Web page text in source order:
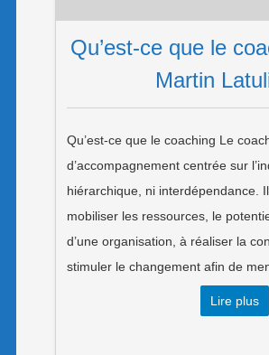
Qu’est-ce que le
Martin
Qu’est-ce que le coaching Le
d’accompagnement centrée sur
hiérarchique, ni interdépendance.
mobiliser les ressources, le
d’une organisation, à réaliser la
stimuler le changement afin de
Lire plus